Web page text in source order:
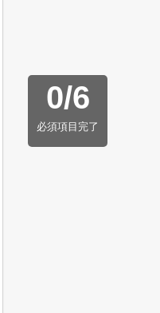
0/6
必須項目完了